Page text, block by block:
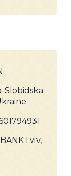
Slobidska
Lviv,